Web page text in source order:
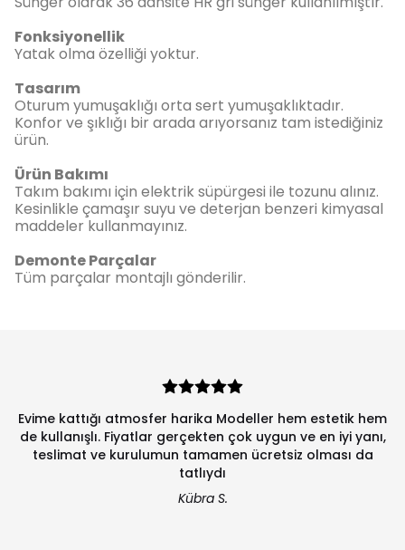
Fonksiyonellik
Yatak olma özelliği yoktur.
Tasarım
Oturum yumuşaklığı orta sert yumuşaklıktadır.
Konfor ve şıklığı bir arada arıyorsanız tam istediğiniz
ürün.
Ürün Bakımı
Takım bakımı için elektrik süpürgesi ile tozunu alınız.
Kesinlikle çamaşır suyu ve deterjan benzeri kimyasal
maddeler kullanmayınız.
Demonte Parçalar
Tüm parçalar montajlı gönderilir.
Evime kattığı atmosfer harika Modeller hem estetik hem
de kullanışlı. Fiyatlar gerçekten çok uygun ve en iyi yanı,
teslimat ve kurulumun tamamen ücretsiz olması da
tatlıydı
Kübra S.